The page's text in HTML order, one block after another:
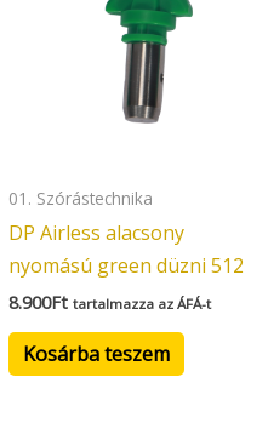
01. Szórástechnika
DP Airless alacsony
nyomású green düzni 512
8.900Ft tartalmazza az ÁFÁ-t
Kosárba teszem